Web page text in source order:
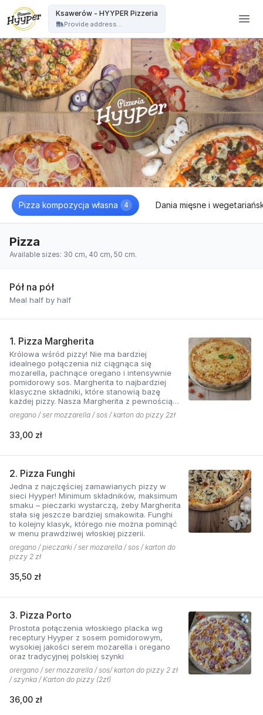
Ksawerów - HYYPER Pizzeria
Provide address...
Pizza kompozycja własna 4 Dania mięsne i
Pizza
Available sizes: 30 cm, 40 cm, 50 cm.
Pół na pół
Meal half by half
1. Pizza Margherita
Królowa wśród pizzy! Nie ma bardziej
idealnego połączenia niż ciągnąca się
mozarella, pachnące oregano i intensywnie
pomidorowy sos. Margherita to najbardziej
klasyczne składniki, które stanowią bazę
każdej pizzy. Nasza Margherita z pewnością
nie ma sobie równych w okolicy!
oregano / ser mozzarella / sos / karton do pizzy 2zł
33,00 zł
2. Pizza Funghi
Jedna z najczęściej zamawianych pizzy w
sieci Hyyper! Minimum składników, maksimum
smaku – pieczarki wystarczą, żeby Margherita
stała się jeszcze bardziej smakowita. Funghi
to kolejny klasyk, którego nie można pominąć
w menu prawdziwej włoskiej pizzerii.
oregano / pieczarki / ser mozarella / sos / karton do
pizzy 2 zł
35,50 zł
3. Pizza Porto
Prostota połączenia włoskiego placka wg
receptury Hyyper z sosem pomidorowym,
wysokiej jakości serem mozarella i oregano
oraz tradycyjnej polskiej szynki
orergano / ser mozzarella / sos/ karton do pizzy 2 zł
/ szynka / Karton do pizzy (2zł)
36,00 zł